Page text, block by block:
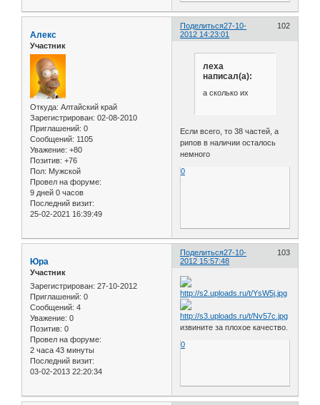
Поделиться 102
27-10-
2012 14:23:01
Алекс
Участник
Откуда: Алтайский край
Зарегистрирован: 02-08-2010
Приглашений: 0
Сообщений: 1105
Уважение: +80
Позитив: +76
Пол: Мужской
Провел на форуме:
9 дней 0 часов
Последний визит:
25-02-2021 16:39:49
леха
написал(а):
а сколько их
Если всего, то 38 частей, а
рипов в наличии осталось
немного
0
Поделиться 103
27-10-
2012 15:57:48
Юра
Участник
Зарегистрирован: 27-10-2012
Приглашений: 0
Сообщений: 4
Уважение: 0
Позитив: 0
Провел на форуме:
2 часа 43 минуты
Последний визит:
03-02-2013 22:20:34
извините за плохое качество.
0